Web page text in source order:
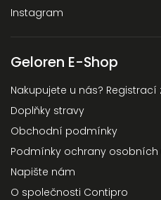
Instagram
Geloren E-Shop
Nakupujete u nás? Registrací
Doplňky stravy
Obchodní podmínky
Podmínky ochrany osobních
Napište nám
O společnosti Contipro